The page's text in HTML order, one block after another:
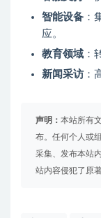
智能设备 ：
应。
教育领域 ：
新闻采访 ：
声明： 本站所有
布。任何个人或
采集、发布本站
站内容侵犯了原